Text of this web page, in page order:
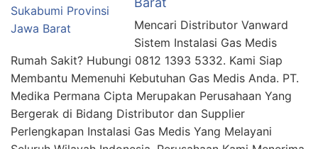
Mencari Distributor Vanward
Sistem Instalasi Gas Medis
Rumah Sakit? Hubungi 0812 1393 5332. Kami Siap
Membantu Memenuhi Kebutuhan Gas Medis Anda. PT.
Medika Permana Cipta Merupakan Perusahaan Yang
Bergerak di Bidang Distributor dan Supplier
Perlengkapan Instalasi Gas Medis Yang Melayani